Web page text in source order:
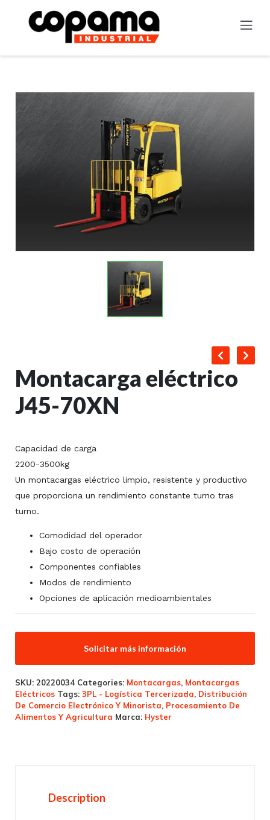
Montacarga eléctrico
J45-70XN
Capacidad de carga
2200-3500kg
Un montacargas eléctrico limpio, resistente y productivo
que proporciona un rendimiento constante turno tras
turno.
Comodidad del operador
Bajo costo de operación
Componentes confiables
Modos de rendimiento
Opciones de aplicación medioambientales
Solicitar más información
SKU: 20220034 Categories: Montacargas, Montacargas
Eléctricos Tags: 3PL - Logística Tercerizada, Distribución
De Comercio Electrónico Y Minorista, Procesamiento De
Alimentos Y Agricultura Marca: Hyster
Description